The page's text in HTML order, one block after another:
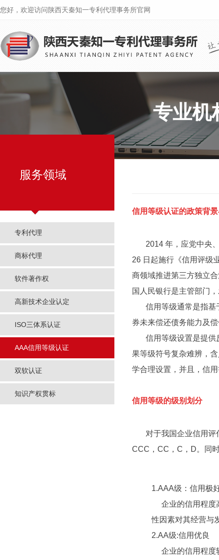
您好，欢迎访问陕西天秦知一专利代理事务所官网
专业机
服务领域
专利代理
商标代理
软件著作权
高新技术企业认定
ISO三体系认证
AAA信用等级认证
双软认证
知识产权贯标
信用等级认证的政策背
2014 年，应党中央、
26 日起施行《信用评级
商领域推进第三方独立
国人民银行是主管部门
信用等级通常是指基
券未来偿还债务能力及
信用等级设置是提供
果等级符号复杂难辨，
学合理设置，并且，信
信用等级的级别划分
对于我国企业信用评
CCC，CC，C，D。同
1.AAA级：信用极
企业的信用程度
性因素对其经营与
2.AA级:信用优良
企业的信用程度